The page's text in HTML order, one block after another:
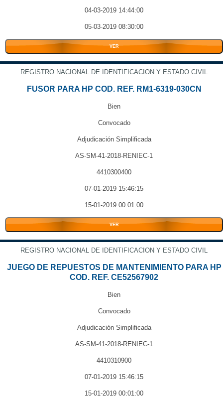
04-03-2019 14:44:00
05-03-2019 08:30:00
VER
REGISTRO NACIONAL DE IDENTIFICACION Y ESTADO CIVIL
FUSOR PARA HP COD. REF. RM1-6319-030CN
Bien
Convocado
Adjudicación Simplificada
AS-SM-41-2018-RENIEC-1
4410300400
07-01-2019 15:46:15
15-01-2019 00:01:00
VER
REGISTRO NACIONAL DE IDENTIFICACION Y ESTADO CIVIL
JUEGO DE REPUESTOS DE MANTENIMIENTO PARA HP
COD. REF. CE52567902
Bien
Convocado
Adjudicación Simplificada
AS-SM-41-2018-RENIEC-1
4410310900
07-01-2019 15:46:15
15-01-2019 00:01:00